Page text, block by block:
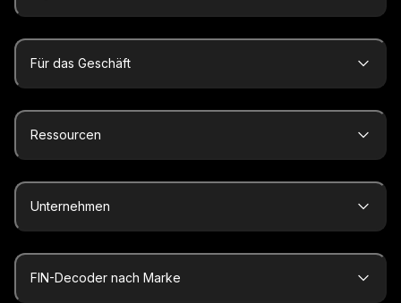
Für das Geschäft
Ressourcen
Unternehmen
FIN-Decoder nach Marke